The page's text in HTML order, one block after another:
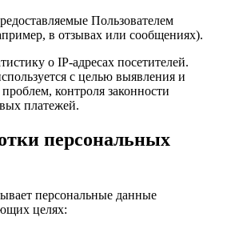
Пользователем
в отзывах или сообщениях).
о IP-адресах посетителей.
с целью выявления и
контроля законности
платежей.
персональных
персональные данные
целях: